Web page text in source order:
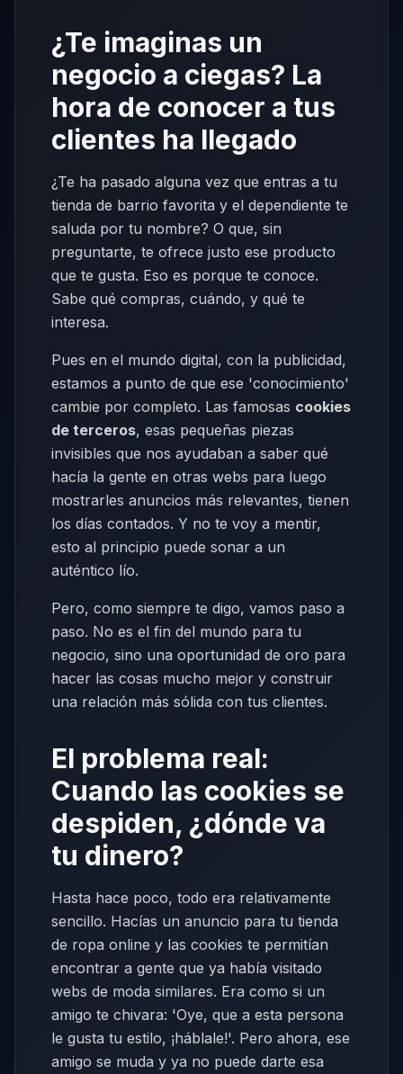
¿Te imaginas un
negocio a ciegas? La
hora de conocer a tus
clientes ha llegado
¿Te ha pasado alguna vez que entras a tu
tienda de barrio favorita y el dependiente te
saluda por tu nombre? O que, sin
preguntarte, te ofrece justo ese producto
que te gusta. Eso es porque te conoce.
Sabe qué compras, cuándo, y qué te
interesa.
Pues en el mundo digital, con la publicidad,
estamos a punto de que ese 'conocimiento'
cambie por completo. Las famosas cookies
de terceros, esas pequeñas piezas
invisibles que nos ayudaban a saber qué
hacía la gente en otras webs para luego
mostrarles anuncios más relevantes, tienen
los días contados. Y no te voy a mentir,
esto al principio puede sonar a un
auténtico lío.
Pero, como siempre te digo, vamos paso a
paso. No es el fin del mundo para tu
negocio, sino una oportunidad de oro para
hacer las cosas mucho mejor y construir
una relación más sólida con tus clientes.
El problema real:
Cuando las cookies se
despiden, ¿dónde va
tu dinero?
Hasta hace poco, todo era relativamente
sencillo. Hacías un anuncio para tu tienda
de ropa online y las cookies te permitían
encontrar a gente que ya había visitado
webs de moda similares. Era como si un
amigo te chivara: 'Oye, que a esta persona
le gusta tu estilo, ¡háblale!'. Pero ahora, ese
amigo se muda y ya no puede darte esa